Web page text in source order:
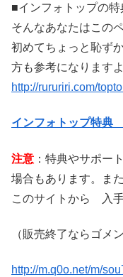
■インフォトップの
そんなあなたはこの
初めてちょっと恥ず
方も参考になります
http://rururiri.com/
インフォトップ特
注意 ：特典やサポー
場合もあります。ま
このサイトから 入
（販売終了ならゴメ
http://m.q0o.net/m/